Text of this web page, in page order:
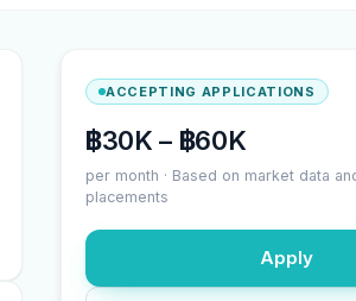
ACCEPTING APPLICATIONS
฿30K – ฿60K
per month · Based on market data
placements
Apply